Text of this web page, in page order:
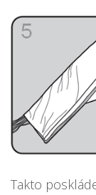
Takto